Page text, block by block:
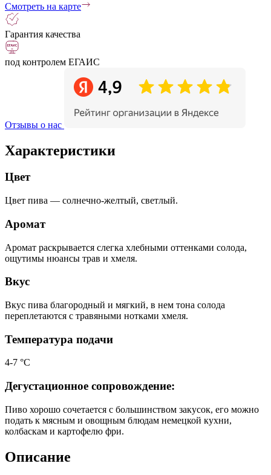
Смотреть на карте
Гарантия качества
под контролем ЕГАИС
Отзывы о нас
Характеристики
Цвет
Цвет пива — солнечно-желтый, светлый.
Аромат
Аромат раскрывается слегка хлебными оттенками солода,
ощутимы нюансы трав и хмеля.
Вкус
Вкус пива благородный и мягкий, в нем тона солода
переплетаются с травяными нотками хмеля.
Температура подачи
4-7 °С
Дегустационное сопровождение:
Пиво хорошо сочетается с большинством закусок, его можно
подать к мясным и овощным блюдам немецкой кухни,
колбаскам и картофелю фри.
Описание